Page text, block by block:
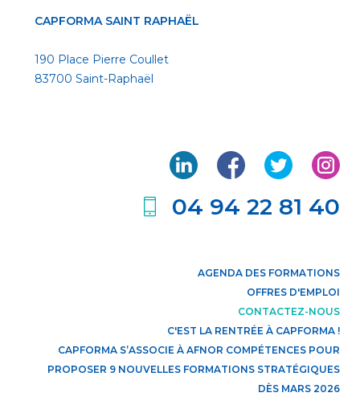
CAPFORMA SAINT RAPHAËL
190 Place Pierre Coullet
83700 Saint-Raphaël
04 94 22 81 40
AGENDA DES FORMATIONS
OFFRES D'EMPLOI
CONTACTEZ-NOUS
C'EST LA RENTRÉE À CAPFORMA !
CAPFORMA S’ASSOCIE À AFNOR COMPÉTENCES POUR
PROPOSER 9 NOUVELLES FORMATIONS STRATÉGIQUES
DÈS MARS 2026